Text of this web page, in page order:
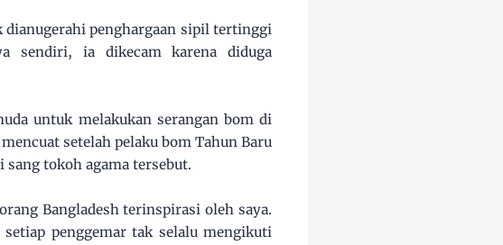
penghargaan sipil tertinggi
sendiri, ia dikecam karena diduga
untuk melakukan serangan bom di
setelah pelaku bom Tahun Baru
sang tokoh agama tersebut.
Bangladesh terinspirasi oleh saya.
penggemar tak selalu mengikuti